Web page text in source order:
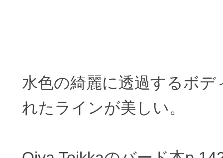
水色の綺麗に透過するボ
れたラインが美しい。